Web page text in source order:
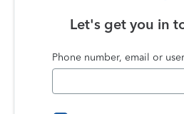
Let's get you in
Phone number, email or